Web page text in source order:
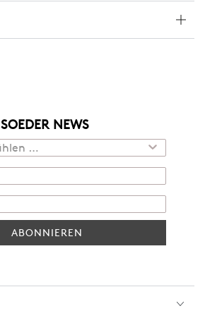
SOEDER NEWS
ABONNIEREN